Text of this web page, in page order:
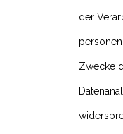
der
Zwecke